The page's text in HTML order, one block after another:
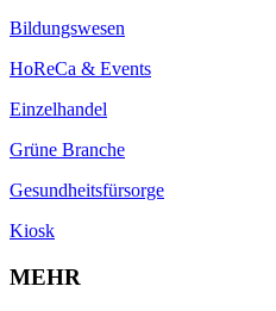
Bildungswesen
HoReCa & Events
Einzelhandel
Grüne Branche
Gesundheitsfürsorge
Kiosk
MEHR